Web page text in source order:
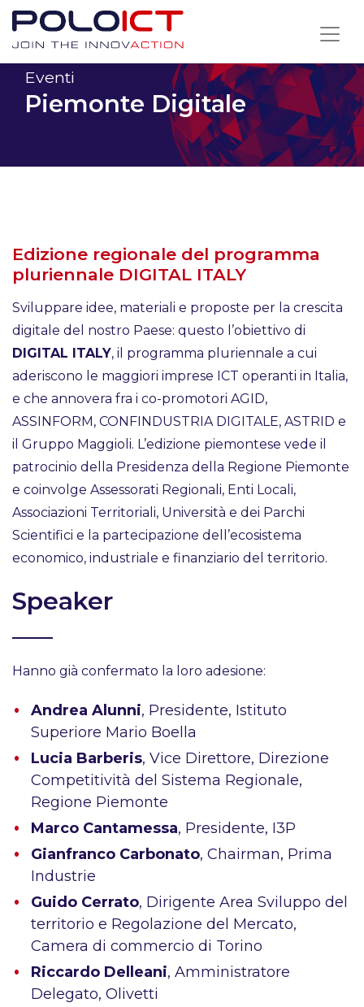
Skip
contentEventi
Piemonte Digitale
Edizione regionale del programma
pluriennale DIGITAL ITALY
Sviluppare idee, materiali e proposte per la crescita
digitale del nostro Paese: questo l’obiettivo di
DIGITAL ITALY, il programma pluriennale a cui
aderiscono le maggiori imprese ICT operanti in Italia,
e che annovera fra i co-promotori AGID,
ASSINFORM, CONFINDUSTRIA DIGITALE, ASTRID e
il Gruppo Maggioli. L’edizione piemontese vede il
patrocinio della Presidenza della Regione Piemonte
e coinvolge Assessorati Regionali, Enti Locali,
Associazioni Territoriali, Università e dei Parchi
Scientifici e la partecipazione dell’ecosistema
economico, industriale e finanziario del territorio.
Speaker
Hanno già confermato la loro adesione:
Andrea Alunni, Presidente, Istituto
Superiore Mario Boella
Lucia Barberis, Vice Direttore, Direzione
Competitività del Sistema Regionale,
Regione Piemonte
Marco Cantamessa, Presidente, I3P
Gianfranco Carbonato, Chairman, Prima
Industrie
Guido Cerrato, Dirigente Area Sviluppo del
territorio e Regolazione del Mercato,
Camera di commercio di Torino
Riccardo Delleani, Amministratore
Delegato, Olivetti